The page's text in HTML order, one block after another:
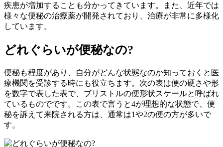
疾患が増加することも分かってきています。また、近年では
様々な便秘の治療薬が開発されており、治療が非常に多様化
しています。
どれぐらいが便秘なの?
便秘も程度があり、自分がどんな状態なのか知っておくと医
療機関を受診する時にも役立ちます。次の表は便の硬さや形
を数字で表した表で、ブリストルの便形状スケールと呼ばれ
ているものでです。この表で言うと4が理想的な状態で、便
秘を訴えて来院される方は、通常は1や2の便の方が多いで
す。